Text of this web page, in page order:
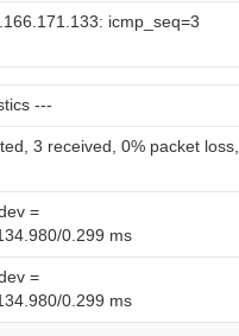
icmp_seq=3
---
3 received, 0% packet loss,
=
0.299 ms
=
0.299 ms